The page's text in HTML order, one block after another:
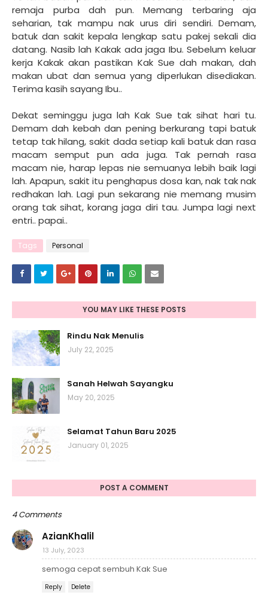
remaja purba dah pun. Memang terbaring aja
seharian, tak mampu nak urus diri sendiri. Demam,
batuk dan sakit kepala lengkap satu pakej sekali dia
datang. Nasib lah Kakak ada jaga Ibu. Sebelum keluar
kerja Kakak akan pastikan Kak Sue dah makan, dah
makan ubat dan semua yang diperlukan disediakan.
Terima kasih sayang Ibu..
Dekat seminggu juga lah Kak Sue tak sihat hari tu.
Demam dah kebah dan pening berkurang tapi batuk
tetap tak hilang, sakit dada setiap kali batuk dan rasa
macam semput pun ada juga. Tak pernah rasa
macam nie, harap lepas nie semuanya lebih baik lagi
lah. Apapun, sakit itu penghapus dosa kan, nak tak nak
redhakan lah. Lagi pun sekarang nie memang musim
orang tak sihat, korang jaga diri tau. Jumpa lagi next
entri.. papai..
Tags Personal
YOU MAY LIKE THESE POSTS
Rindu Nak Menulis
July 22, 2025
Sanah Helwah Sayangku
May 20, 2025
Selamat Tahun Baru 2025
January 01, 2025
POST A COMMENT
4 Comments
AzianKhalil
13 July, 2023
semoga cepat sembuh Kak Sue
Reply Delete